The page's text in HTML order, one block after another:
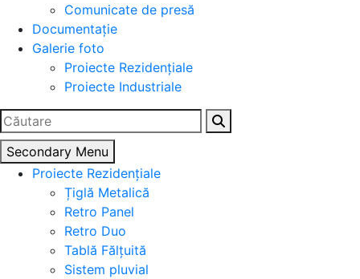
Comunicate de presă
Documentație
Galerie foto
Proiecte Rezidențiale
Proiecte Industriale
Caută
după:
Secondary Menu
Proiecte Rezidențiale
Țiglă Metalică
Retro Panel
Retro Duo
Tablă Fălțuită
Sistem pluvial